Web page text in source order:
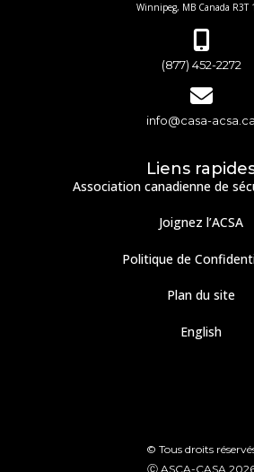
Winnipeg, MB Canada R3T
(877) 452-2272
info@casa-acsa.ca
Liens
Association canadienne de
Joignez l’ACSA
Politique de
Plan du site
English
© Tous droits
Ⓒ ASCA-CASA